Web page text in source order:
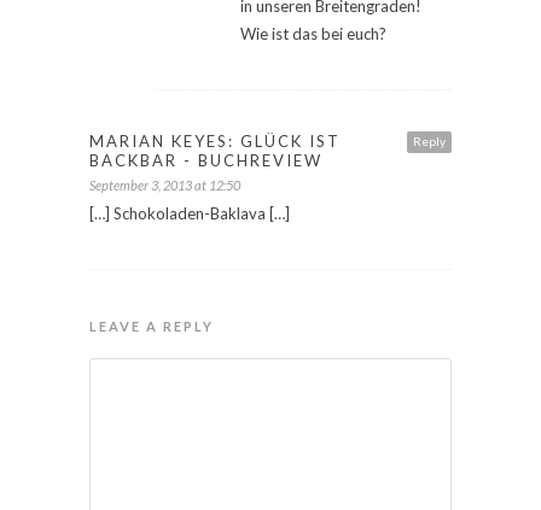
in unseren Breitengraden!
Wie ist das bei euch?
Reply
MARIAN KEYES: GLÜCK IST
BACKBAR - BUCHREVIEW
September 3, 2013 at 12:50
[…] Schokoladen-Baklava […]
LEAVE A REPLY